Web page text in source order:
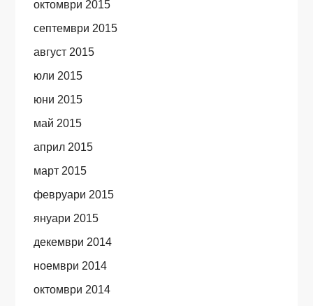
октомври 2015
септември 2015
август 2015
юли 2015
юни 2015
май 2015
април 2015
март 2015
февруари 2015
януари 2015
декември 2014
ноември 2014
октомври 2014